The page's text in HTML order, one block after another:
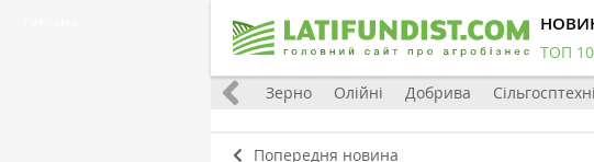
ТОП
Світ Зерно Олійні Добрива
Попередня новина